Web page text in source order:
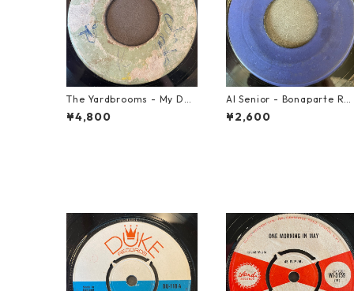
The Yardbrooms - My Des
ire【7-21922】
¥4,800
Al Senior - Bonaparte Ret
reat【7-21861】
¥2,600